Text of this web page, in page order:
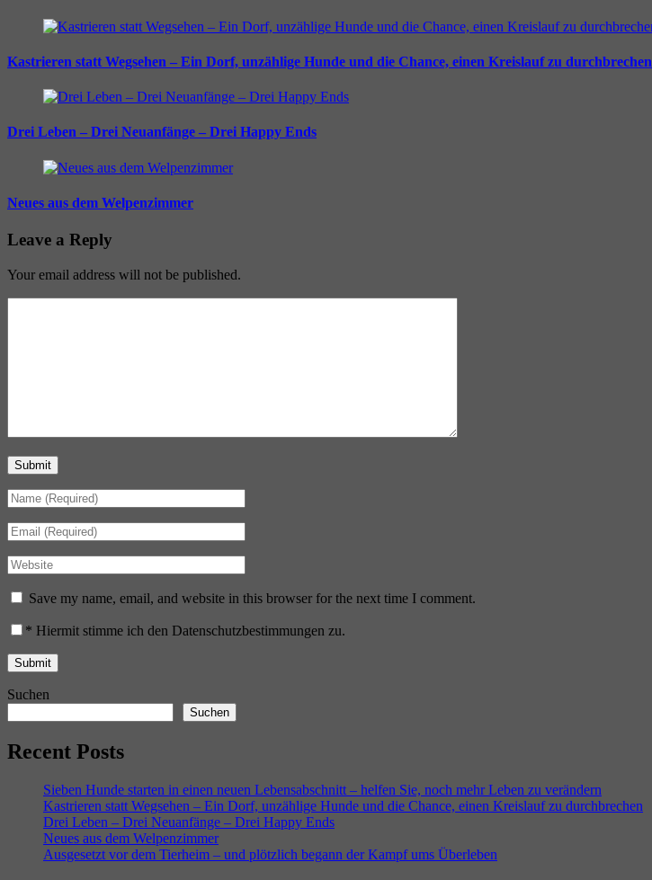
Kastrieren statt Wegsehen – Ein Dorf, unzählige Hunde und die Chance, einen Kreislauf zu durchbrechen
Drei Leben – Drei Neuanfänge – Drei Happy Ends
Neues aus dem Welpenzimmer
Leave a Reply
Your email address will not be published.
Submit
Save my name, email, and website in this browser for the next time I comment.
* Hiermit stimme ich den Datenschutzbestimmungen zu.
Suchen
Suchen
Recent Posts
Sieben Hunde starten in einen neuen Lebensabschnitt – helfen Sie, noch mehr Leben zu verändern
Kastrieren statt Wegsehen – Ein Dorf, unzählige Hunde und die Chance, einen Kreislauf zu durchbrechen
Drei Leben – Drei Neuanfänge – Drei Happy Ends
Neues aus dem Welpenzimmer
Ausgesetzt vor dem Tierheim – und plötzlich begann der Kampf ums Überleben